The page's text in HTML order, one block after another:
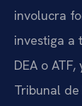
involucra
investiga a
DEA o
Tribunal